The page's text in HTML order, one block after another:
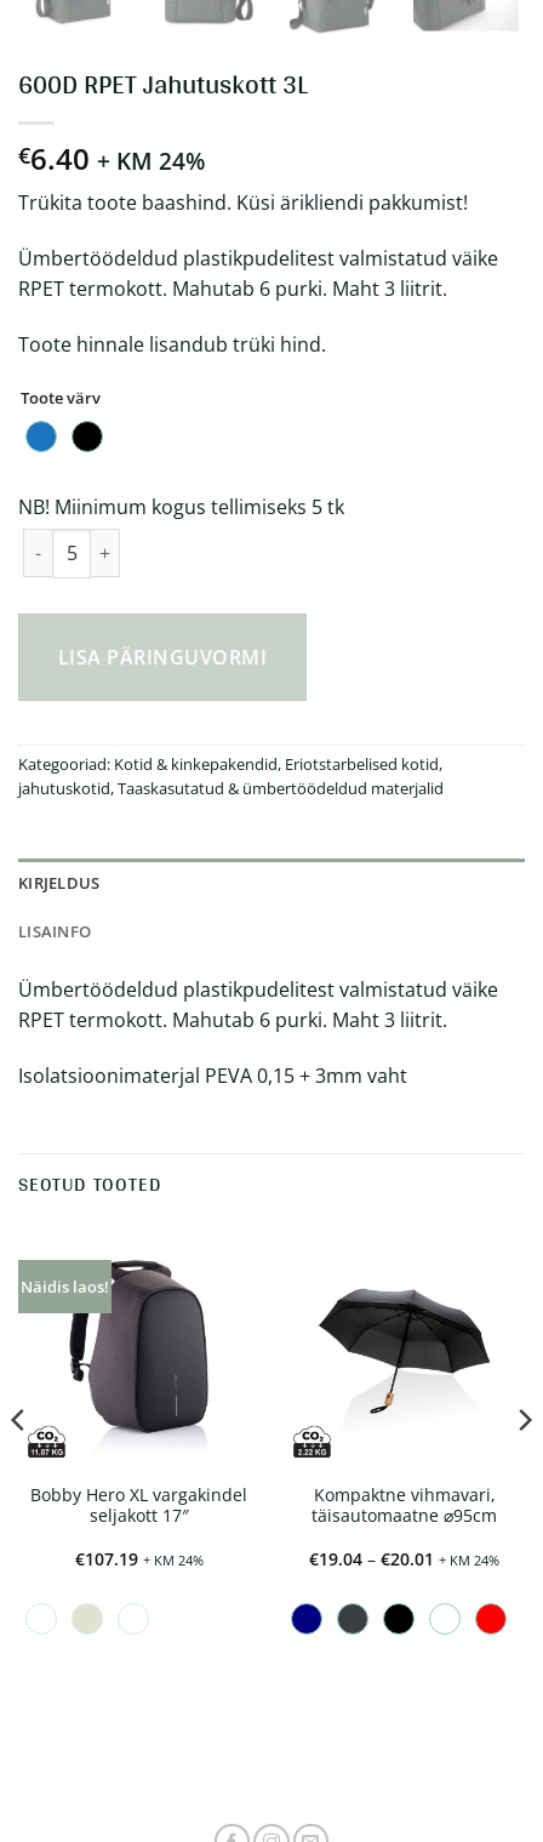
600D RPET Jahutuskott 3L
€6.40 + KM 24%
Trükita toote baashind. Küsi ärikliendi pakkumist!
Ümbertöödeldud plastikpudelitest valmistatud väike
RPET termokott. Mahutab 6 purki. Maht 3 liitrit.
Toote hinnale lisandub trüki hind.
Toote värv
NB! Miinimum kogus tellimiseks 5 tk
LISA PÄRINGUVORMI
Kategooriad: Kotid & kinkepakendid, Eriotstarbelised kotid,
jahutuskotid,Taaskasutatud & ümbertöödeldud materjalid
KIRJELDUS
LISAINFO
Ümbertöödeldud plastikpudelitest valmistatud väike
RPET termokott. Mahutab 6 purki. Maht 3 liitrit.
Isolatsioonimaterjal PEVA 0,15 + 3mm vaht
SEOTUD TOOTED
Näidis laos!
Bobby Hero XL vargakindel
seljakott 17″
€107.19 + KM 24%
Kompaktne vihmavari,
täisautomaatne ⌀95cm
€19.04 – €20.01
€19.04
€20.01
+ KM 24%